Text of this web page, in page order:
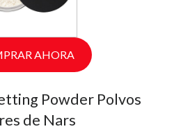
AHORA
Powder Polvos
de Nars